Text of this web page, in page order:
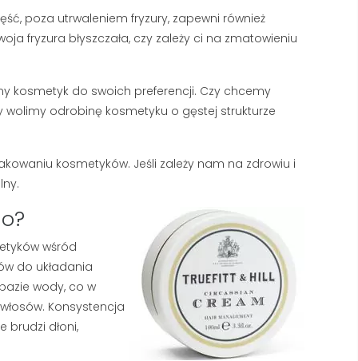
Kupiłeś luksusowe mydło, ale
polskich domów problemem
nie...
2933 wyświetlenia
Pierwsze linie na czole i
ale sygnał, że Twoja
potrzebuje
poza utrwaleniem fryzury, zapewni również
fryzura błyszczała, czy zależy ci na zmatowieniu
kosmetyk do swoich preferencji. Czy chcemy
wolimy odrobinę kosmetyku o gęstej strukturze
kosmetyków. Jeśli zależy nam na zdrowiu i
wśród
do układania
wody, co w
Konsystencja
brudzi dłoni,